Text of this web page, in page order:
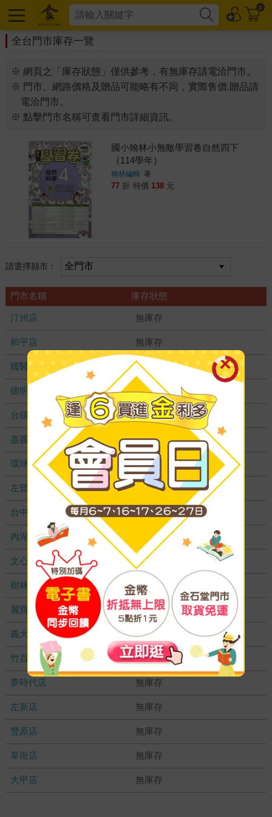
0
全台門市庫存一覽
※ 網頁之「庫存狀態」僅供參考，有無庫存請電洽門市。
※ 門市、網路價格及贈品可能略有不同，實際售價.贈品請
電洽門市。
※ 點擊門市名稱可查看門市詳細資訊。
國小翰林小無敵學習卷自然四下
｛114學年｝
翰林編輯 著
77 折 特價 138 元
請選擇縣市：
門市名稱 庫存狀態
汀州店 無庫存
和平店 無庫存
國醫加盟店 無庫存
德明加盟店 無庫存
台積店 無庫存
嘉義耐斯店 無庫存
環球店 無庫存
左營店 無庫存
台中秀泰店 無庫存
內湖大潤發 無庫存
文心店 無庫存
樹林店 無庫存
麗寶店 無庫存
義大店 無庫存
竹百店 無庫存
夢時代店 無庫存
左新店 無庫存
豐原店 無庫存
草衙店 無庫存
大甲店 無庫存